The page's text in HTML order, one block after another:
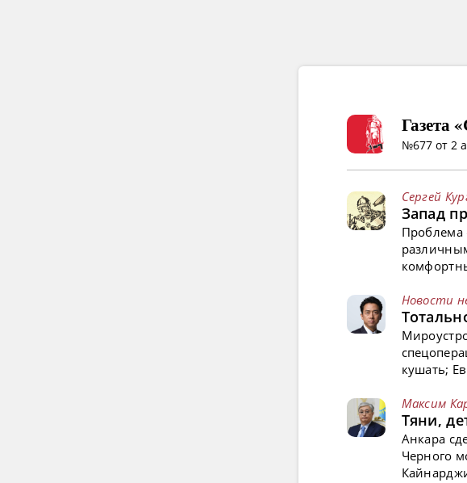
Газета
№677 от 2
Сергей
Запад
Проблема
Новости
кушать;
Максим
Тяни,
Анкара
Черного